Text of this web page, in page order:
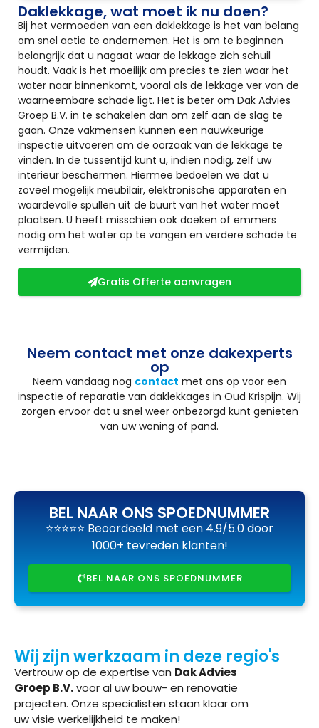
Daklekkage, wat moet ik nu doen?
Bij het vermoeden van een daklekkage is het van belang
om snel actie te ondernemen. Het is om te beginnen
belangrijk dat u nagaat waar de lekkage zich schuil
houdt. Vaak is het moeilijk om precies te zien waar het
water naar binnenkomt, vooral als de lekkage ver van de
waarneembare schade ligt. Het is beter om Dak Advies
Groep B.V. in te schakelen dan om zelf aan de slag te
gaan. Onze vakmensen kunnen een nauwkeurige
inspectie uitvoeren om de oorzaak van de lekkage te
vinden. In de tussentijd kunt u, indien nodig, zelf uw
interieur beschermen. Hiermee bedoelen we dat u
zoveel mogelijk meubilair, elektronische apparaten en
waardevolle spullen uit de buurt van het water moet
plaatsen. U heeft misschien ook doeken of emmers
nodig om het water op te vangen en verdere schade te
vermijden.
Gratis Offerte aanvragen
Neem contact met onze dakexperts
op
Neem vandaag nog contact met ons op voor een
inspectie of reparatie van daklekkages in Oud Krispijn. Wij
zorgen ervoor dat u snel weer onbezorgd kunt genieten
van uw woning of pand.
BEL NAAR ONS SPOEDNUMMER
⭐⭐⭐⭐⭐ Beoordeeld met een 4.9/5.0 door
1000+ tevreden klanten!
BEL NAAR ONS SPOEDNUMMER
Wij zijn werkzaam in deze regio's
Vertrouw op de expertise van Dak Advies
Groep B.V.voor al uw bouw- en renovatie
projecten. Onze specialisten staan klaar om
uw visie werkelijkheid te maken!